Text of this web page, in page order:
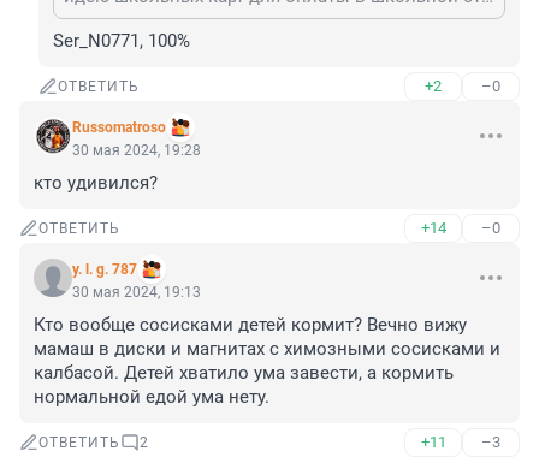
Ser_N0771, 100%
ОТВЕТИТЬ +2 –0
Russomatroso
30 мая 2024, 19:28
кто удивился?
ОТВЕТИТЬ +14 –0
y. l. g. 787
30 мая 2024, 19:13
Кто вообще сосисками детей кормит? Вечно вижу
мамаш в диски и магнитах с химозными сосисками и
калбасой. Детей хватило ума завести, а кормить
нормальной едой ума нету.
ОТВЕТИТЬ 2 +11 –3